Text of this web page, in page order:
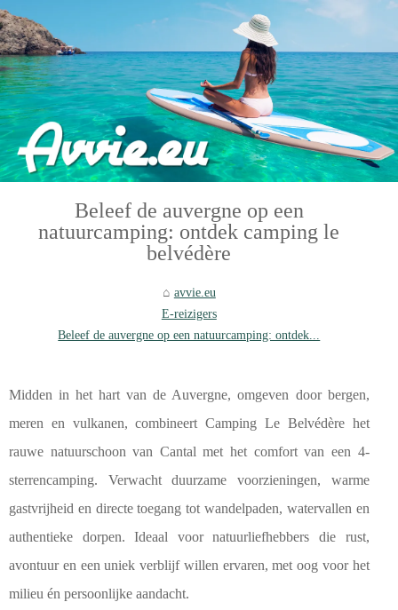
Beleef de auvergne op een
natuurcamping: ontdek camping le
belvédère
avvie.eu
E-reizigers
Beleef de auvergne op een natuurcamping: ontdek...
Midden in het hart van de Auvergne, omgeven door bergen,
meren en vulkanen, combineert Camping Le Belvédère het
rauwe natuurschoon van Cantal met het comfort van een 4-
sterrencamping. Verwacht duurzame voorzieningen, warme
gastvrijheid en directe toegang tot wandelpaden, watervallen en
authentieke dorpen. Ideaal voor natuurliefhebbers die rust,
avontuur en een uniek verblijf willen ervaren, met oog voor het
milieu én persoonlijke aandacht.